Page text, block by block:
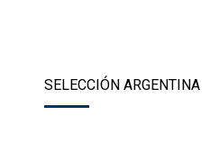
SELECCIÓN ARGENTINA